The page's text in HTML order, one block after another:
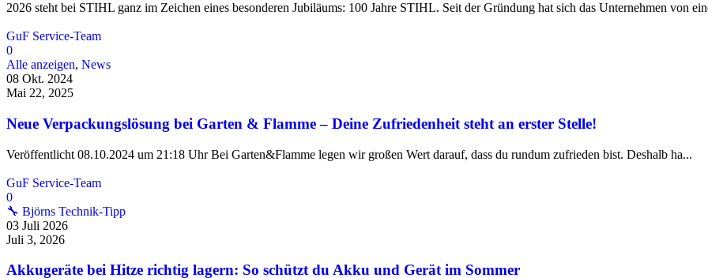
2026 steht bei STIHL ganz im Zeichen eines besonderen Jubiläums: 100 Jahre STIHL. Seit der Gründung hat sich das Unternehmen von
GuF Service-Team
0
Alle anzeigen, News
08 Okt. 2024
Mai 22, 2025
Neue Verpackungslösung bei Garten & Flamme – Deine Zufriedenheit steht an erster Stelle!
Veröffentlicht 08.10.2024 um 21:18 Uhr Bei Garten&Flamme legen wir großen Wert darauf, dass du rundum zufrieden bist. Deshalb ha...
GuF Service-Team
0
🔧 Björns Technik-Tipp
03 Juli 2026
Juli 3, 2026
Akkugeräte bei Hitze richtig lagern: So schützt du Akku und Gerät im Sommer